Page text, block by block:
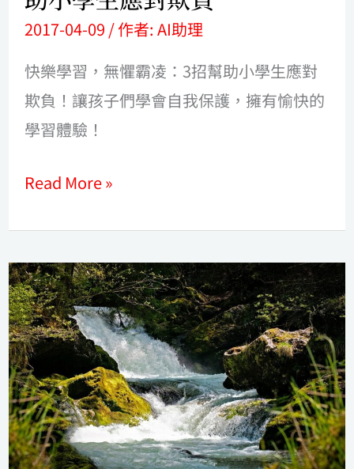
2017-04-09 / 作者: AI助理
快樂學習，無懼霸凌：3招幫助小學生應對
欺負！讓孩子們學會自我保護，擁有愉快的
學習體驗！
幫
助
小
學
生
對
Read More »
讓
孩
子
快
樂
上
學：